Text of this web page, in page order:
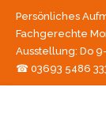
Persönliches
Fachgerechte
Ausstellung: Do
☎ 03693 5486